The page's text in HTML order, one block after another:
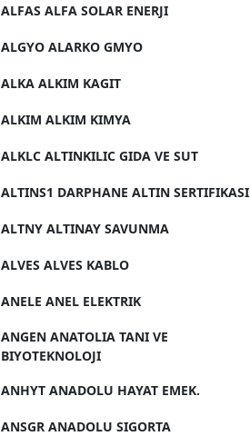
ALFAS ALFA SOLAR ENERJI
ALGYO ALARKO GMYO
ALKA ALKIM KAGIT
ALKIM ALKIM KIMYA
ALKLC ALTINKILIC GIDA VE SUT
ALTINS1 DARPHANE ALTIN SERTIFIKASI
ALTNY ALTINAY SAVUNMA
ALVES ALVES KABLO
ANELE ANEL ELEKTRIK
ANGEN ANATOLIA TANI VE
BIYOTEKNOLOJI
ANHYT ANADOLU HAYAT EMEK.
ANSGR ANADOLU SIGORTA